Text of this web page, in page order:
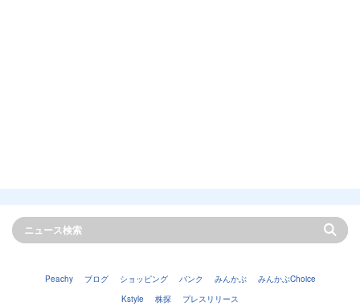
Peachy ブログ ショッピング バンク みんかぶ
みんかぶChoice
Kstyle
株探 プレスリリース